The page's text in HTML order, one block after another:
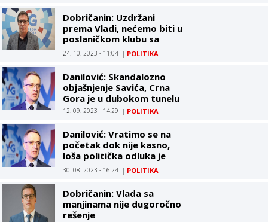
Dobričanin: Uzdržani
prema Vladi, nećemo biti u
poslaničkom klubu sa
Evropom sad
24. 10. 2023 - 11:04 | POLITIKA
Danilović: Skandalozno
objašnjenje Savića, Crna
Gora je u dubokom tunelu
12. 09. 2023 - 14:29 | POLITIKA
Danilović: Vratimo se na
početak dok nije kasno,
loša politička odluka je
vidljiva izdaleka
30. 08. 2023 - 16:24 | POLITIKA
Dobričanin: Vlada sa
manjinama nije dugoročno
rešenje